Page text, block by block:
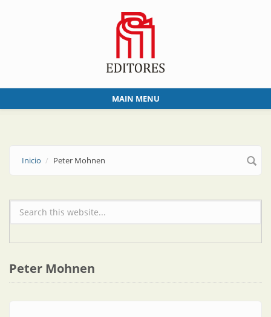
MAIN MENU
Inicio Peter Mohnen
Formulario de búsqueda
Peter Mohnen